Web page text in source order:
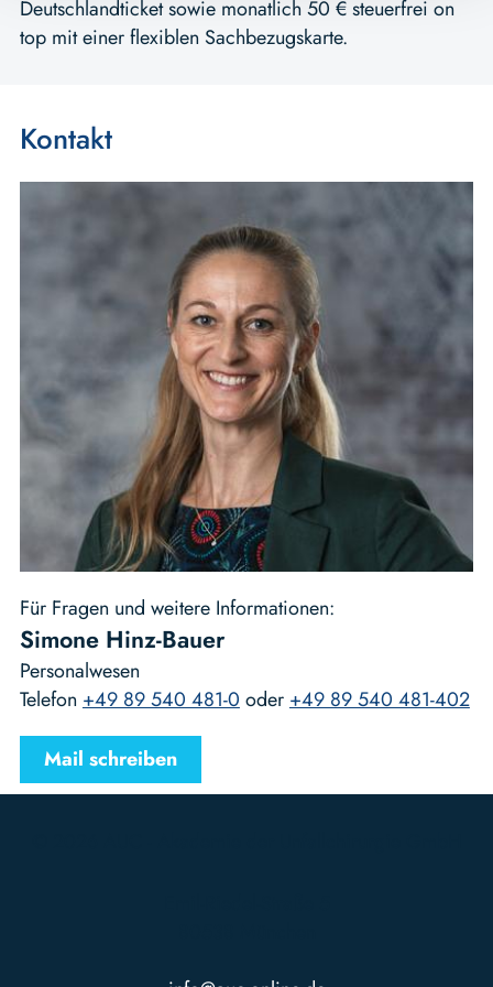
Deutschlandticket sowie monatlich 50 € steuerfrei on
top mit einer flexiblen Sachbezugskarte.
Kontakt
Für Fragen und weitere Informationen:
Simone Hinz-Bauer
Personalwesen
Telefon +49 89 540 481-0 oder +49 89 540 481-402
Mail schreiben